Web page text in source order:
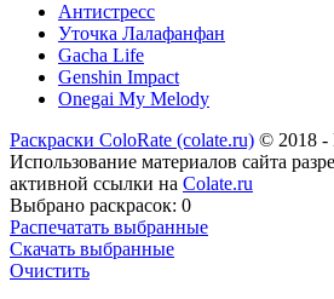
Антистресс
Уточка Лалафанфан
Gacha Life
Genshin Impact
Onegai My Melody
Раскраски ColoRate (colate.ru) © 2018 -
Использование материалов сайта
активной ссылки на Colate.ru
Выбрано раскрасок: 0
Распечатать выбранные
Скачать выбранные
Очистить